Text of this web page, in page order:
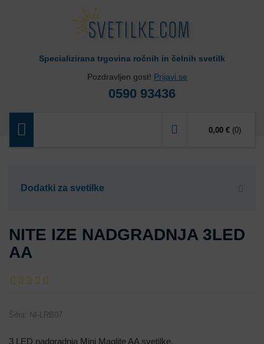
Specializirana trgovina ročnih in čelnih svetilk
Pozdravljen gost! Prijavi se
0590 93436
0,00 €(0)
Dodatki za svetilke
NITE IZE NADGRADNJA 3LED
AA
Šifra: NI-LRB07
3 LED nadgradnja Mini Maglite AA svetilke.